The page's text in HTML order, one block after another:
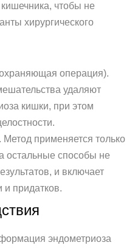
чтобы не
хирургического
операция).
удаляют
кишки, при этом
Метод применяется только
остальные способы не
и включает
и придатков.
эндометриоза